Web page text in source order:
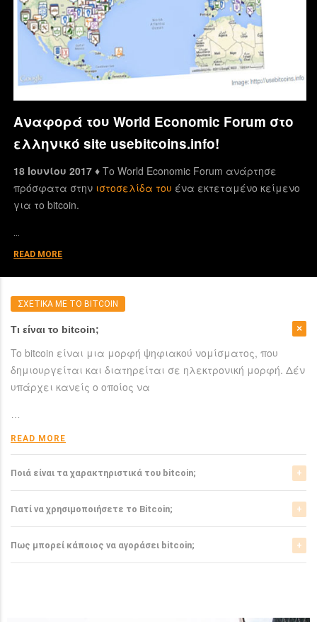
Αναφορά του World Economic Forum στο
ελληνικό site usebitcoins.info!
18 Ιουνίου 2017 ♦Το World Economic Forum ανάρτησε
πρόσφατα στην ιστοσελίδα του ένα εκτεταμένο κείμενο
για το bitcoin.
READ MORE
ΣΧΕΤΙΚΑ ΜΕ ΤΟ BITCOIN
Τι είναι το bitcoin;
To bitcoin είναι μια μορφή ψηφιακού νομίσματος, που
δημιουργείται και διατηρείται σε ηλεκτρονική μορφή. Δέν
υπάρχει κανείς ο οποίος να
…
READ MORE
Ποιά είναι τα χαρακτηριστικά του bitcoin;
Το bitcoin έχει αρκετά σημαντικά χαρακτηριστικά που το
ξεχωρίζουν από τα ελεγχόμενα-από-κυβερνήσεις
νομίσματα.
READ MORE
Γιατί να χρησιμοποιήσετε το Bitcoin;
Το bitcoin είναι μια σχετικά νέα μορφή νομίσματος, η
οποία τώρα αρχίζει να γίνεται αποδεκτή από μιά μεγάλη
μερίδα του
Πως μπορεί κάποιος να αγοράσει bitcoin;
Μπορείτε να αγοράσετε bitcoin είτε από τα αντίστοιχα